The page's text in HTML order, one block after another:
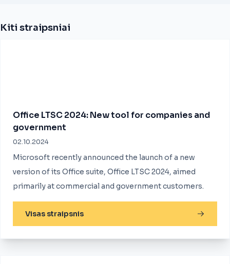
Kiti straipsniai
Office LTSC 2024: New tool for companies and
government
02.10.2024
Microsoft recently announced the launch of a new
version of its Office suite, Office LTSC 2024, aimed
primarily at commercial and government customers.
Visas straipsnis